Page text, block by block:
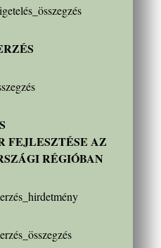
FEJLESZTÉSE AZ
RÉGIÓBAN